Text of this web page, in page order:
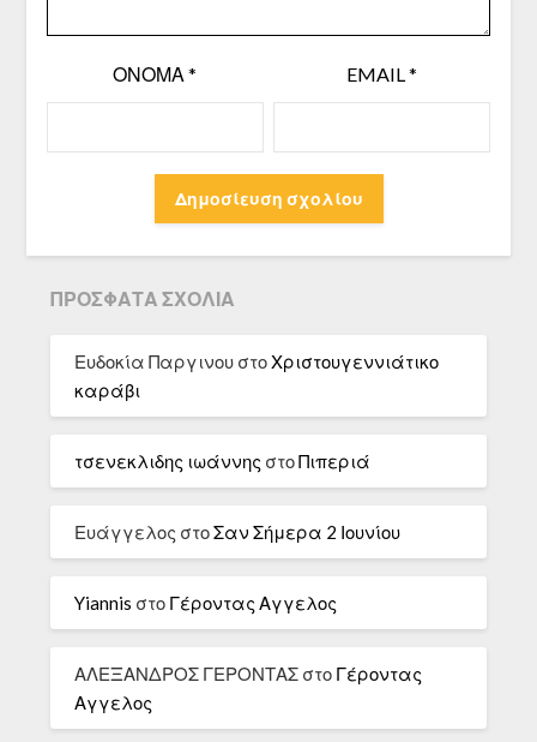
ΌΝΟΜΑ* EMAIL*
ΠΡΌΣΦΑΤΑ ΣΧΌΛΙΑ
Ευδοκία Παργινου στοΧριστουγεννιάτικο
καράβι
τσενεκλιδης ιωάννης στοΠιπεριά
Ευάγγελος στοΣαν Σήμερα 2 Ιουνίου
Yiannis στο Γέροντας Αγγελος
ΑΛΕΞΑΝΔΡΟΣ ΓΕΡΟΝΤΑΣ στο Γέροντας
Αγγελος